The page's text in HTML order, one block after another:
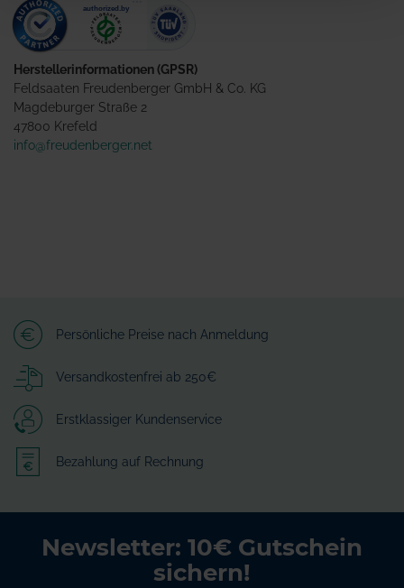
Herstellerinformationen (GPSR)
Feldsaaten Freudenberger GmbH & Co. KG
Magdeburger Straße 2
47800 Krefeld
info@freudenberger.net
Persönliche Preise nach Anmeldung
Versandkostenfrei ab 250€
Erstklassiger Kundenservice
Bezahlung auf Rechnung
Newsletter: 10€ Gutschein
sichern!